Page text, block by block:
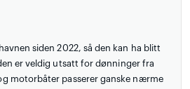
siden 2022, så den kan ha blitt
er veldig utsatt for dønninger fra
motorbåter passerer ganske nærme